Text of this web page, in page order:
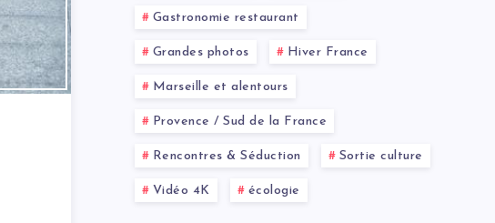
Gastronomie restaurant
Grandes photos Hiver France
Marseille et alentours
Provence / Sud de la France
Rencontres & Séduction Sortie culture
Vidéo 4K écologie